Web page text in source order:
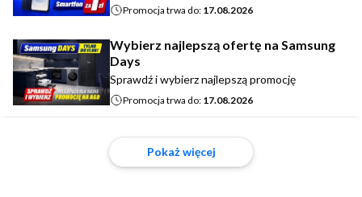
Promocja trwa do: 17.08.2026
Wybierz najlepszą ofertę na Samsung
Days
Sprawdź i wybierz najlepszą promocję
Promocja trwa do: 17.08.2026
Pokaż więcej